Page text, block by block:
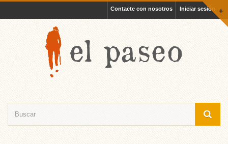
+
Iniciar sesión
Contacte con nosotros